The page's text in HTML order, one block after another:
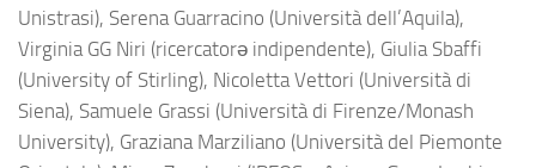
Unistrasi), Serena Guarracino (Università dell’Aquila),
Virginia GG Niri (ricercatorə indipendente), Giulia Sbaffi
(University of Stirling), Nicoletta Vettori (Università di
Siena), Samuele Grassi (Università di Firenze/Monash
University), Graziana Marziliano (Università del Piemonte